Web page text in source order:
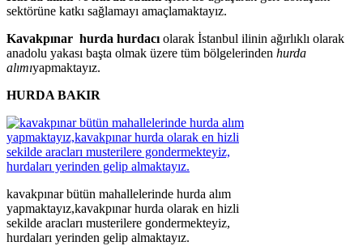
sektörüne katkı sağlamayı amaçlamaktayız.
Kavakpınar hurda hurdacı olarak İstanbul ilinin ağırlıklı olarak
anadolu yakası başta olmak üzere tüm bölgelerinden hurda
alımıyapmaktayız.
HURDA BAKIR
kavakpınar bütün mahallelerinde hurda alım
yapmaktayız,kavakpınar hurda olarak en hizli
sekilde aracları musterilere gondermekteyiz,
hurdaları yerinden gelip almaktayız.